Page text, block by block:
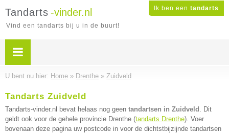
Ik ben een tandarts
Tandarts -vinder.nl
Vind een tandarts bij u in de buurt!
U bent nu hier: Home » Drenthe » Zuidveld
Tandarts Zuidveld
Tandarts-vinder.nl bevat helaas nog geen tandartsen in Zuidveld . Dit
geldt ook voor de gehele provincie Drenthe (tandarts Drenthe). Voer
bovenaan deze pagina uw postcode in voor de dichtstbijzijnde tandartsen